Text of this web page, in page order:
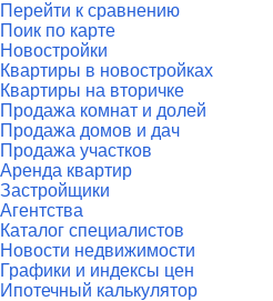
Перейти к сравнению
Поик по карте
Новостройки
Квартиры в новостройках
Квартиры на вторичке
Продажа комнат и долей
Продажа домов и дач
Продажа участков
Аренда квартир
Застройщики
Агентства
Каталог специалистов
Новости недвижимости
Графики и индексы цен
Ипотечный калькулятор